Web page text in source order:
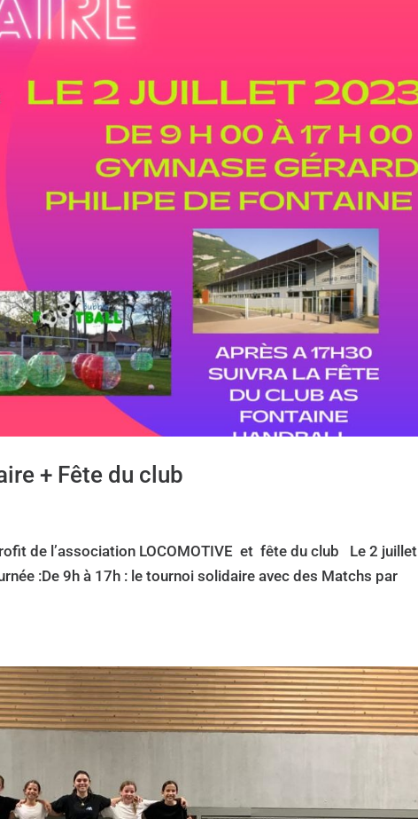
+ Fête du club
de l’association LOCOMOTIVE et fête du club Le 2 juillet
:De 9h à 17h : le tournoi solidaire avec des Matchs par